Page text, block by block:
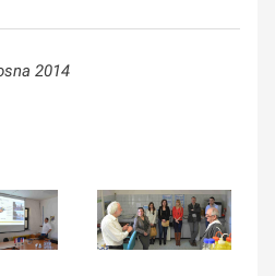
2014